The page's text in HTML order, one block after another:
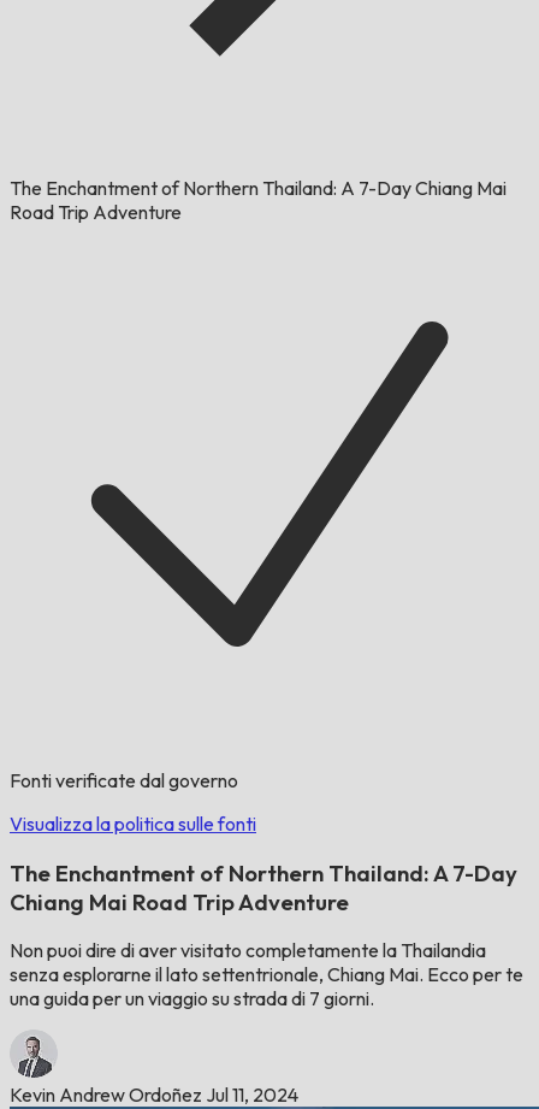
The Enchantment of Northern Thailand: A 7-Day Chiang Mai
Road Trip Adventure
Fonti verificate dal governo
Visualizza la politica sulle fonti
The Enchantment of Northern Thailand: A 7-Day
Chiang Mai Road Trip Adventure
Non puoi dire di aver visitato completamente la Thailandia
senza esplorarne il lato settentrionale, Chiang Mai. Ecco per te
una guida per un viaggio su strada di 7 giorni.
Kevin Andrew Ordoñez Jul 11, 2024